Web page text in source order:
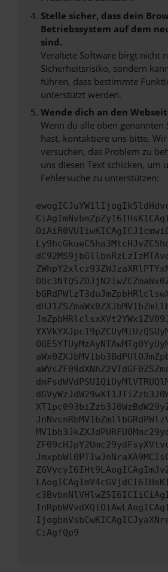
Stelle sicher, dass dein
Betriebssystem auf dem
sind.
Veraltete Software birgt nicht
Sicherheitsrisiko, sondern
führen, dass bestimmte
unterstützt werden.
Wende dich an den
Wenn du alle oben genannten
hast, kontaktiere uns bitte.
versuchen, das Problem zu
uns diesen Text schicken, um
Fehlersuche zu unterstützen:
CiAgfQp9